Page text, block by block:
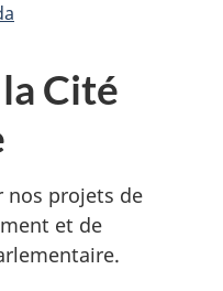
Cité
nos projets de
et de